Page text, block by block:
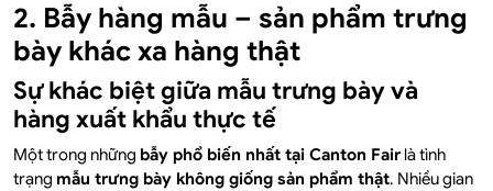
2. Bẫy hàng mẫu – sản phẩm trưng
bày khác xa hàng thật
Sự khác biệt giữa mẫu trưng bày và
hàng xuất khẩu thực tế
Một trong những bẫy phổ biến nhất tại Canton Fair là tình
trạng mẫu trưng bày không giống sản phẩm thật. Nhiều gian